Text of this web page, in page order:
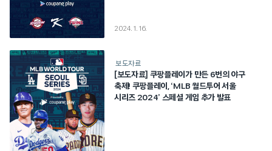
2024. 1. 16.
보도자료
[보도자료] 쿠팡플레이가 만든 6번의 야구
축제! 쿠팡플레이, ‘MLB 월드투어 서울
시리즈 2024’ 스페셜 게임 추가 발표